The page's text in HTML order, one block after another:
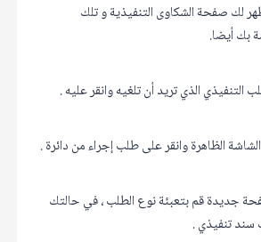
لك صفحة الشكاوى التنفيذية و تلك
بك أيضا.
التنفيذي الذي تريد أن تلغيه وانقر عليه .
الظاهرة وانقر على طلب إجراء من دائرة .
جديدة قم بتعبئة نوع الطلب ، في حالتك
سند تنفيذي .